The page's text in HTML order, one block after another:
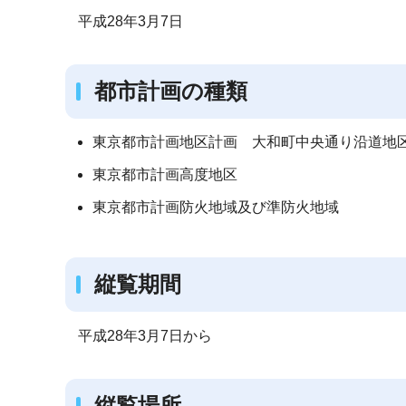
平成28年3月7日
都市計画の種類
東京都市計画地区計画 大和町中央通り沿道地
東京都市計画高度地区
東京都市計画防火地域及び準防火地域
縦覧期間
平成28年3月7日から